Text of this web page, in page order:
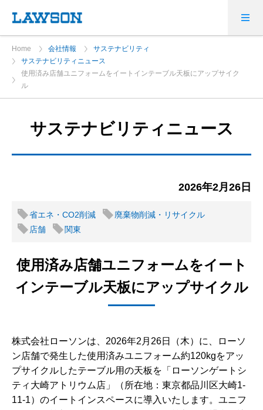
Home 会社情報
サステナビリティ
サステナビリティニュース
使用済み店舗ユニフォームをイートインテーブル天板にアップサイク
ル
サステナビリティニュース
2026年2月26日
省エネ・CO2削減
廃棄物削減・リサイクル
店舗
関東
使用済み店舗ユニフォームをイート
インテーブル天板にアップサイクル
株式会社ローソンは、2026年2月26日（木）に、ローソ
ン店舗で発生した使用済みユニフォーム約120kgをアッ
プサイクルしたテーブル用の天板を「ローソンゲートシ
ティ大崎アトリウム店」（所在地：東京都品川区大崎1-
11-1）のイートインスペースに導入いたします。ユニフ